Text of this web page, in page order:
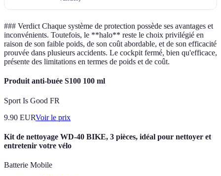
### Verdict Chaque système de protection possède ses avantages et
inconvénients. Toutefois, le **halo** reste le choix privilégié en
raison de son faible poids, de son coût abordable, et de son efficacité
prouvée dans plusieurs accidents. Le cockpit fermé, bien qu'efficace,
présente des limitations en termes de poids et de coût.
Produit anti-buée S100 100 ml
Sport Is Good FR
9.90 EURVoir le prix
Kit de nettoyage WD-40 BIKE, 3 pièces, idéal pour nettoyer et
entretenir votre vélo
Batterie Mobile